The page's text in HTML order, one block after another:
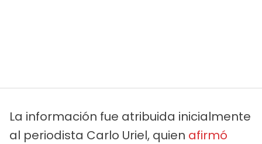
La información fue atribuida inicialmente
al periodista Carlo Uriel, quien afirmó